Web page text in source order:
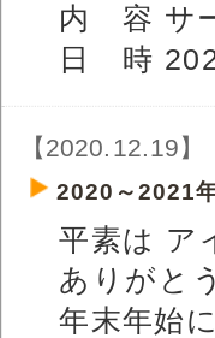
内 容 サ
日 時
【2020.12.19】
2020～2021
平素は ア
ありがと
年末年始